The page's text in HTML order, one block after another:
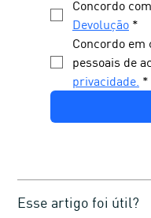
Concordo
Devolução *
Concordo
pessoais de
privacidade. *
Esse artigo foi útil?